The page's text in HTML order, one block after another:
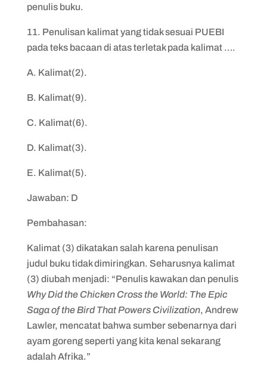
penulis buku.
11. Penulisan kalimat yang tidak sesuai PUEBI
pada teks bacaan di atas terletak pada kalimat ….
A. Kalimat(2).
B. Kalimat(9).
C. Kalimat(6).
D. Kalimat(3).
E. Kalimat(5).
Jawaban: D
Pembahasan:
Kalimat (3) dikatakan salah karena penulisan
judul buku tidak dimiringkan. Seharusnya kalimat
(3) diubah menjadi: “Penulis kawakan dan penulis
Why Did the Chicken Cross the World: The Epic
Saga of the Bird That Powers Civilization, Andrew
Lawler, mencatat bahwa sumber sebenarnya dari
ayam goreng seperti yang kita kenal sekarang
adalah Afrika.”